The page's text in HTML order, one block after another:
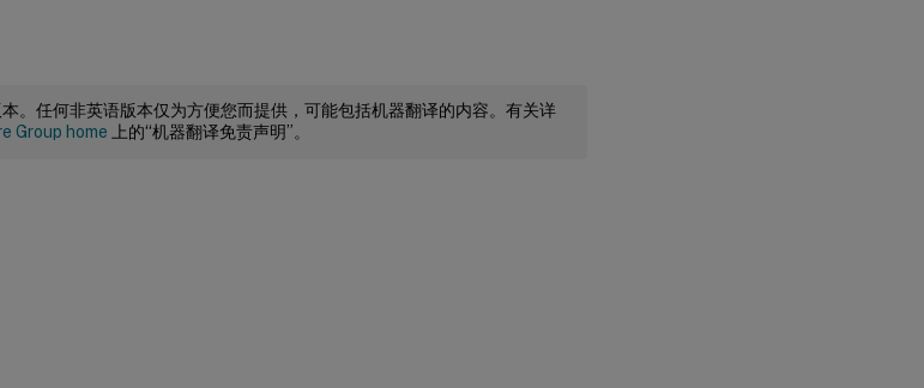
。任何非英语版本仅为方便您而提供，可能包括机器翻译的内容。有关详
Group home 上的“机器翻译免责声明”。